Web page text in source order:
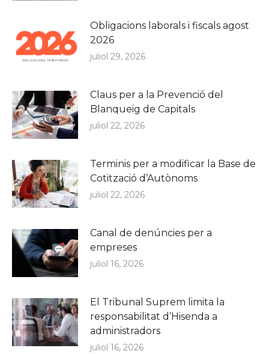
Obligacions laborals i fiscals agost
2026
juliol 29, 2026
Claus per a la Prevenció del
Blanqueig de Capitals
juliol 22, 2026
Terminis per a modificar la Base de
Cotització d’Autònoms
juliol 22, 2026
Canal de denúncies per a
empreses
juliol 16, 2026
El Tribunal Suprem limita la
responsabilitat d’Hisenda a
administradors
juliol 16, 2026